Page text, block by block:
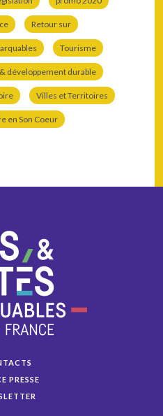
Retour sur
Tourisme
développement durable
Villes et Territoires
en Son Coeur
PRESSE